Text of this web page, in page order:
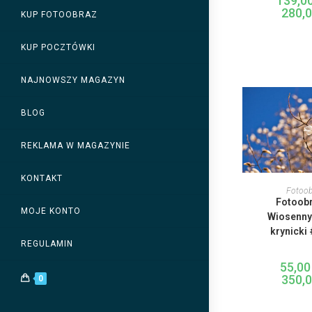
KUP FOTOOBRAZ
KUP POCZTÓWKI
NAJNOWSZY MAGAZYN
BLOG
REKLAMA W MAGAZYNIE
KONTAKT
MOJE KONTO
REGULAMIN
0
krynicki
55,00